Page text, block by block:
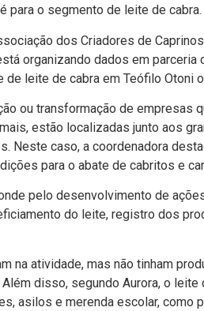
para o segmento de leite de cabra.
dos Criadores de
organizando dados em
leite de cabra em Teófilo Otoni
ou transformação de empresas
estão localizadas junto aos
Neste caso, a coordenadora
para o abate de cabritos e
pelo desenvolvimento de
do leite, registro dos
na atividade, mas não tinham
disso, segundo Aurora, o
asilos e merenda escolar, como